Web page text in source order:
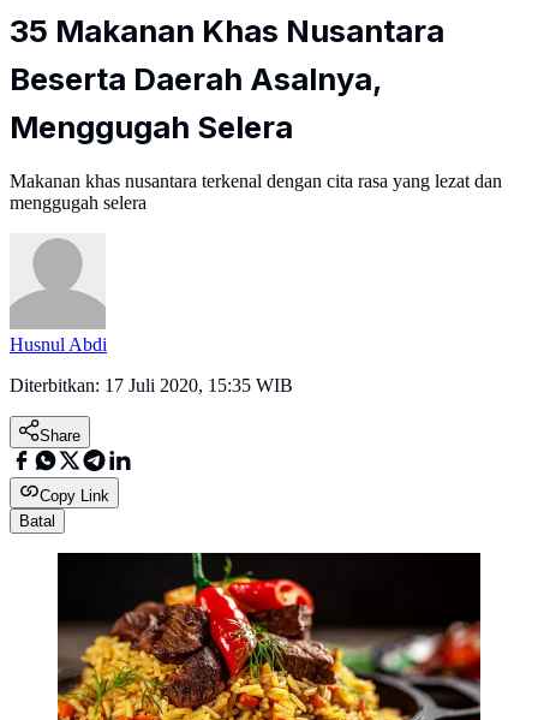
35 Makanan Khas Nusantara
Beserta Daerah Asalnya,
Menggugah Selera
Makanan khas nusantara terkenal dengan cita rasa yang lezat dan
menggugah selera
Husnul Abdi
Diterbitkan: 17 Juli 2020, 15:35 WIB
Share
Copy Link
Batal